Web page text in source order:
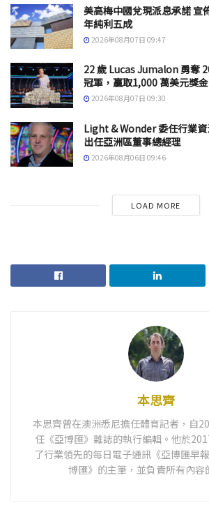
美高梅中國兌現派息承諾 宣
年純利五成
2026年08月07日 09:47
22 歲 Lucas Jumalon 勇奪
冠軍，贏取1,000 萬美元獎金
2026年08月07日 09:30
Light & Wonder 委任行業
出任亞洲區董事總經理
2026年08月06日 09:46
LOAD MORE
本思齊
本思齊曾在澳洲悉尼擔任體育記者，自
任《亞博匯》雜誌的執行編輯。他於
了行業領先的每日電子通訊《亞博匯早
博匯》的主筆，並負責所有內容